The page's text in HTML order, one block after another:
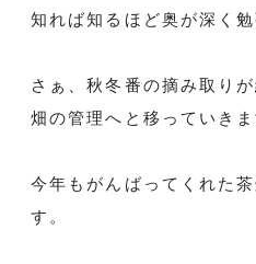
知れば知るほど奥が深く
さぁ、秋冬番の摘み取り
畑の管理へと移っていきま
今年もがんばってくれた
す。